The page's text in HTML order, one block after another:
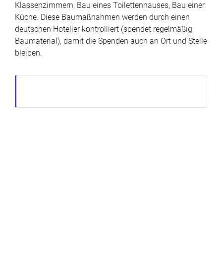
Klassenzimmern, Bau eines Toilettenhauses, Bau einer
Küche. Diese Baumaßnahmen werden durch einen
deutschen Hotelier kontrolliert (spendet regelmäßig
Baumaterial), damit die Spenden auch an Ort und Stelle
bleiben.